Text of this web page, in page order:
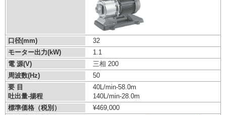
口径(mm)
32
モーター出力(kW)
1.1
電 源(V)
三相 200
周波数(Hz)
50
要 目
吐出量-揚程
40L/min-58.0m
140L/min-28.0m
標準価格（税別）
¥469,000